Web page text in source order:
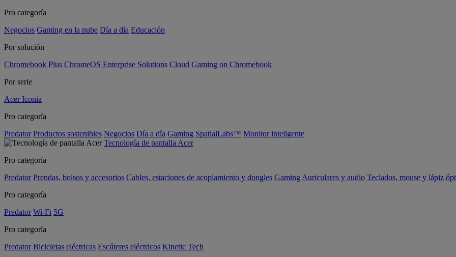
Pro categoría
Negocios Gaming en la nube Día a día Educación
Por solución
Chromebook Plus ChromeOS Enterprise Solutions Cloud Gaming on Chromebook
Por serie
Acer Iconia
Pro categoría
Predator Productos sostenibles Negocios Día a día Gaming SpatialLabs™ Monitor inteligente
Tecnología de pantalla Acer
Pro categoría
Predator Prendas, bolsos y accesorios Cables, estaciones de acoplamiento y dongles Gaming Auriculares y audio Teclados, mouse y lápiz
Pro categoría
Predator Wi-Fi 5G
Pro categoría
Predator Bicicletas eléctricas Escúteres eléctricos Kinetic Tech